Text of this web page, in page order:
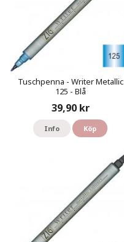
Tuschpenna - Writer Metallic
125 - Blå
39,90 kr
Info Köp